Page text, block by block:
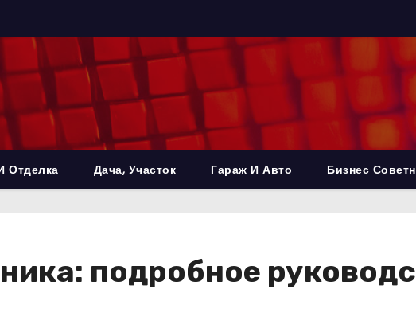
Отделка Дача, Участок Гараж И Авто Бизнес
подробное